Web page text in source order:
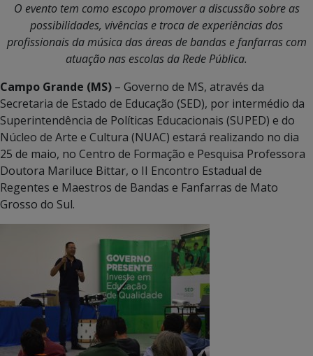
O evento tem como escopopromover a discussão sobre as
possibilidades, vivências e troca de experiências dos
profissionais da música das áreas de bandas e fanfarras com
atuação nas escolas da Rede Pública.
Campo Grande (MS) – Governo de MS, através da
Secretaria de Estado de Educação (SED), por intermédio da
Superintendência de Políticas Educacionais (SUPED) e do
Núcleo de Arte e Cultura (NUAC) estará realizando no dia
25 de maio, no Centro de Formação e Pesquisa Professora
Doutora Mariluce Bittar, o II Encontro Estadual de
Regentes e Maestros de Bandas e Fanfarras de Mato
Grosso do Sul.